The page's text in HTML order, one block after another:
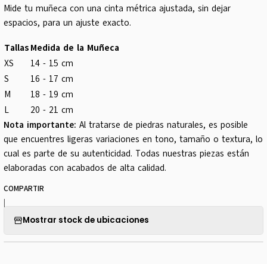
Mide tu muñeca con una cinta métrica ajustada, sin dejar
espacios, para un ajuste exacto.
Tallas Medida de la Muñeca
XS
14 - 15 cm
S
16 - 17 cm
M
18 - 19 cm
L
20 - 21 cm
Nota importante: Al tratarse de piedras naturales, es posible
que encuentres ligeras variaciones en tono, tamaño o textura, lo
cual es parte de su autenticidad. Todas nuestras piezas están
elaboradas con acabados de alta calidad.
COMPARTIR
|
Mostrar stock de ubicaciones